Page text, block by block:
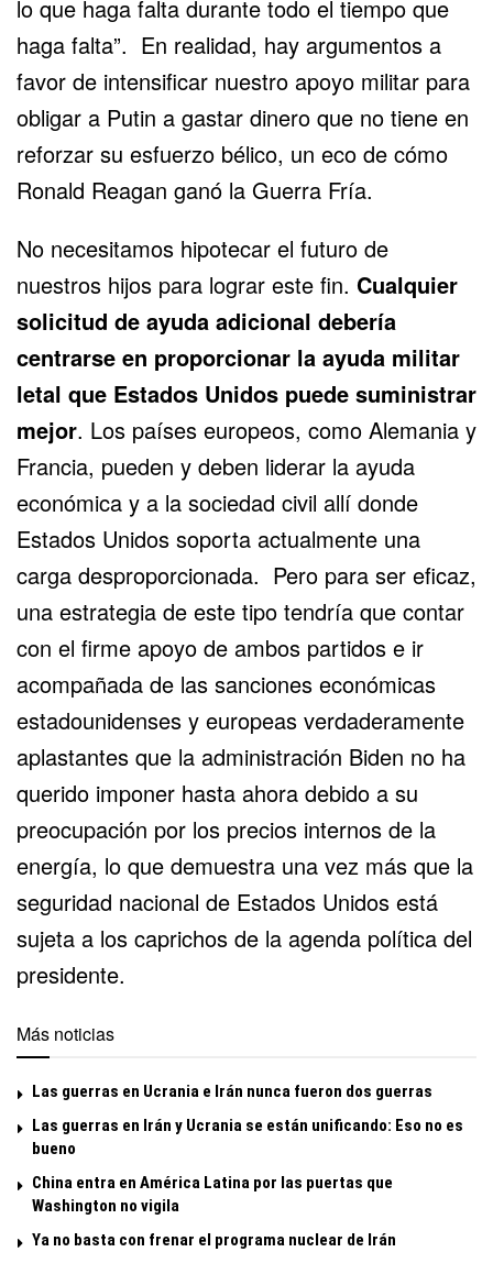
lo que haga falta durante todo el tiempo que
haga falta”. En realidad, hay argumentos a
favor de intensificar nuestro apoyo militar para
obligar a Putin a gastar dinero que no tiene en
reforzar su esfuerzo bélico, un eco de cómo
Ronald Reagan ganó la Guerra Fría.
No necesitamos hipotecar el futuro de
nuestros hijos para lograr este fin. Cualquier
solicitud de ayuda adicional debería
centrarse en proporcionar la ayuda militar
letal que Estados Unidos puede suministrar
mejor. Los países europeos, como Alemania y
Francia, pueden y deben liderar la ayuda
económica y a la sociedad civil allí donde
Estados Unidos soporta actualmente una
carga desproporcionada. Pero para ser eficaz,
una estrategia de este tipo tendría que contar
con el firme apoyo de ambos partidos e ir
acompañada de las sanciones económicas
estadounidenses y europeas verdaderamente
aplastantes que la administración Biden no ha
querido imponer hasta ahora debido a su
preocupación por los precios internos de la
energía, lo que demuestra una vez más que la
seguridad nacional de Estados Unidos está
sujeta a los caprichos de la agenda política del
presidente.
Más noticias
Las guerras en Ucrania e Irán nunca fueron dos guerras
Las guerras en Irán y Ucrania se están unificando: Eso no es
bueno
China entra en América Latina por las puertas que
Washington no vigila
Ya no basta con frenar el programa nuclear de Irán